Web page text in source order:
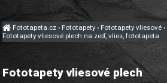
Fototapeta.cz› Fototapety› Fototapety vliesové ›
Fototapety vliesové plech na zeď, vlies, fototapeta
Fototapety vliesové plech